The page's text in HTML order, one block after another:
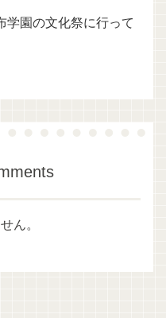
園の文化祭に行って
ん。